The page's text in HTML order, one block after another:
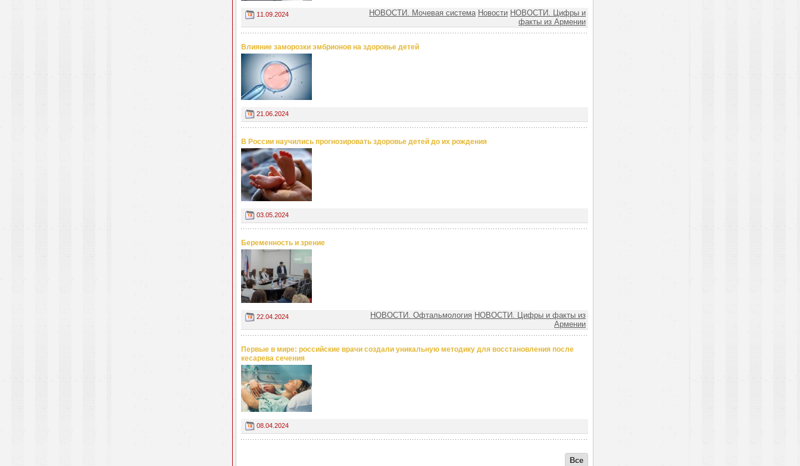
11.09.2024 НОВОСТИ. Мочевая система Новости НОВОСТИ. Цифры и
факты из Армении
Влияние заморозки эмбрионов на здоровье детей
21.06.2024
В России научились прогнозировать здоровье детей до их рождения
03.05.2024
Беременность и зрение
22.04.2024 НОВОСТИ. Офтальмология НОВОСТИ. Цифры и факты из
Армении
Первые в мире: российские врачи создали уникальную методику для восстановления после
кесарева сечения
08.04.2024
Все